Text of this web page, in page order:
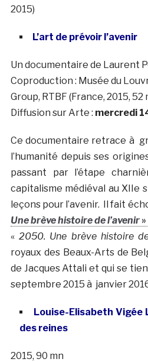
2015)
L’art de prévoir l’avenir
Un documentaire de Laurent
Coproduction : Musée du
Group, RTBF (France, 2015, 52
Diffusion sur Arte : mercredi
Ce documentaire retrace à
l’humanité depuis ses
passant par l’étape
capitalisme médiéval au XIIe
leçons pour l’avenir. Il fait
Une brève histoire de l’avenir»
«2050. Une brève histoire
royaux des Beaux-Arts de
de Jacques Attali et qui se
septembre 2015 à janvier
Louise-Elisabeth
des reines
2015, 90 mn